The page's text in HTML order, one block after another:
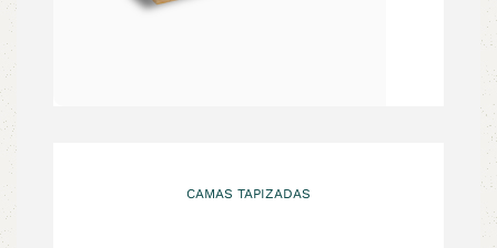
CAMAS TAPIZADAS